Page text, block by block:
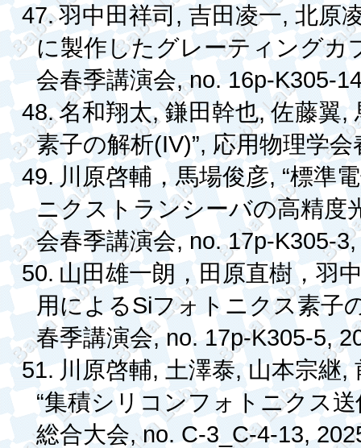
47.羽中田祥司, 吉田凌一, 北原
に製作したグレーティングカ
会春季講演会, no. 16p-K305-
48.名和翔太,鎌田幹也,佐藤翼,
素子の解析(IV)”, 応用物理学
49. 川原啓輔，馬場俊彦, “標準
ニクストランシーバの高精度
会春季講演会, no. 17p-K305-
50. 山田雄一朗，田原直樹，羽
用によるSiフォトニクス素子
春季講演会, no. 17p-K305-5,
51.川原啓輔,土澤泰,山本宗継,
“集積シリコンフォトニクス
総合大会, no. C-3_C-4-13,